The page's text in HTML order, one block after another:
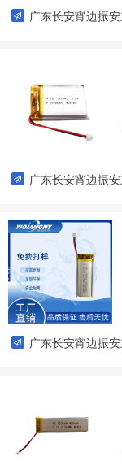
广东长安宵边振
广东长安宵边振
广东长安宵边振